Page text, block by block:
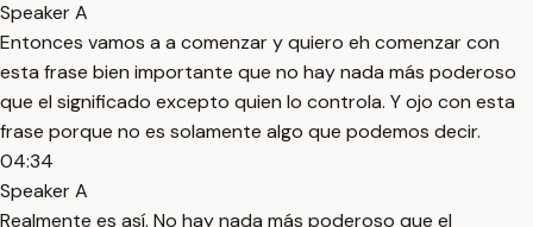
Speaker A
Entonces vamos a a comenzar y quiero eh comenzar con
esta frase bien importante que no hay nada más poderoso
que el significado excepto quien lo controla. Y ojo con esta
frase porque no es solamente algo que podemos decir.
04:34
Speaker A
Realmente es así. No hay nada más poderoso que el